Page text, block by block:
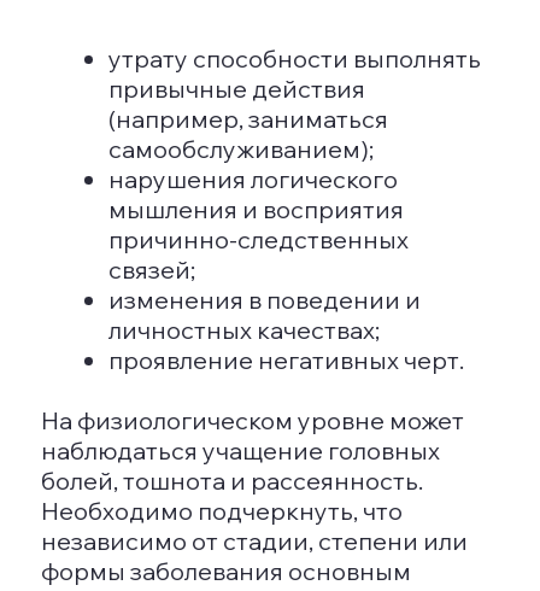
что-то на плиту разогревать, или
кладет пульт от телевизора в
холодильник.
ВИДЫ СЛАБОУМИЯ
Болезнь Альцгеймера
Альцгеймер является наиболее
распространенным видом деменции,
составляющим до 80% всех случаев.